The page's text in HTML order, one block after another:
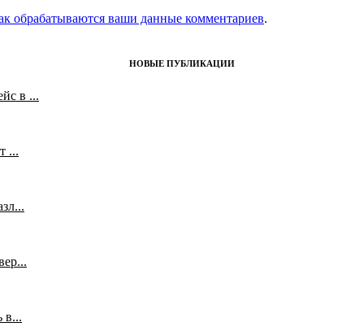
обрабатываются ваши данные комментариев.
НОВЫЕ ПУБЛИКАЦИИ
в ...
...
в...